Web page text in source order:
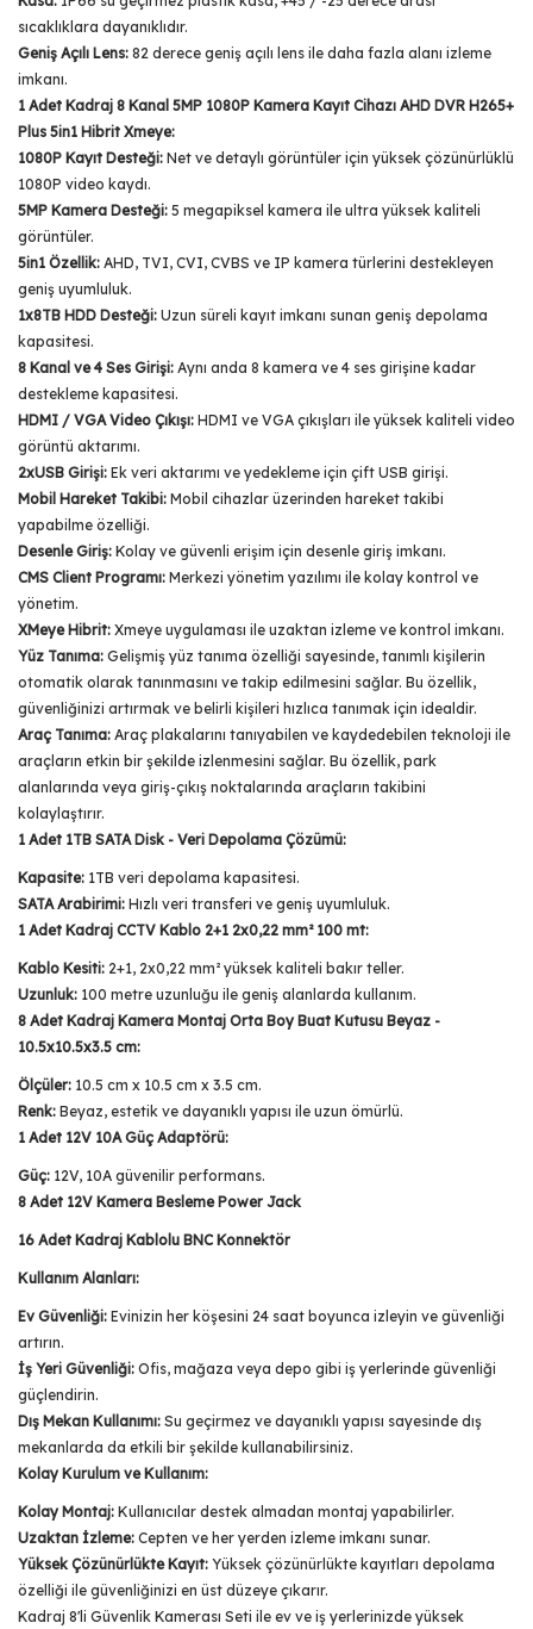
sıcaklıklara dayanıklıdır.
Geniş Açılı Lens: 82 derece geniş açılı lens ile daha fazla alanı izleme
imkanı.
1 Adet Kadraj 8 Kanal 5MP 1080P Kamera Kayıt Cihazı AHD DVR H265+
Plus 5in1 Hibrit Xmeye:
1080P Kayıt Desteği: Net ve detaylı görüntüler için yüksek çözünürlüklü
1080P video kaydı.
5MP Kamera Desteği: 5 megapiksel kamera ile ultra yüksek kaliteli
görüntüler.
5in1 Özellik: AHD, TVI, CVI, CVBS ve IP kamera türlerini destekleyen
geniş uyumluluk.
1x8TB HDD Desteği: Uzun süreli kayıt imkanı sunan geniş depolama
kapasitesi.
8 Kanal ve 4 Ses Girişi: Aynı anda 8 kamera ve 4 ses girişine kadar
destekleme kapasitesi.
HDMI / VGA Video Çıkışı: HDMI ve VGA çıkışları ile yüksek kaliteli video
görüntü aktarımı.
2xUSB Girişi: Ek veri aktarımı ve yedekleme için çift USB girişi.
Mobil Hareket Takibi: Mobil cihazlar üzerinden hareket takibi
yapabilme özelliği.
Desenle Giriş: Kolay ve güvenli erişim için desenle giriş imkanı.
CMS Client Programı: Merkezi yönetim yazılımı ile kolay kontrol ve
yönetim.
XMeye Hibrit: Xmeye uygulaması ile uzaktan izleme ve kontrol imkanı.
Yüz Tanıma: Gelişmiş yüz tanıma özelliği sayesinde, tanımlı kişilerin
otomatik olarak tanınmasını ve takip edilmesini sağlar. Bu özellik,
güvenliğinizi artırmak ve belirli kişileri hızlıca tanımak için idealdir.
Araç Tanıma: Araç plakalarını tanıyabilen ve kaydedebilen teknoloji ile
araçların etkin bir şekilde izlenmesini sağlar. Bu özellik, park
alanlarında veya giriş-çıkış noktalarında araçların takibini
kolaylaştırır.
1 Adet 1TB SATA Disk - Veri Depolama Çözümü:
Kapasite: 1TB veri depolama kapasitesi.
SATA Arabirimi: Hızlı veri transferi ve geniş uyumluluk.
1 Adet Kadraj CCTV Kablo 2+1 2x0,22 mm² 100 mt:
Kablo Kesiti: 2+1, 2x0,22 mm² yüksek kaliteli bakır teller.
Uzunluk: 100 metre uzunluğu ile geniş alanlarda kullanım.
8 Adet Kadraj Kamera Montaj Orta Boy Buat Kutusu Beyaz -
10.5x10.5x3.5 cm:
Ölçüler: 10.5 cm x 10.5 cm x 3.5 cm.
Renk: Beyaz, estetik ve dayanıklı yapısı ile uzun ömürlü.
1 Adet 12V 10A Güç Adaptörü:
Güç: 12V, 10A güvenilir performans.
8 Adet 12V Kamera Besleme Power Jack
16 Adet Kadraj Kablolu BNC Konnektör
Kullanım Alanları:
Ev Güvenliği: Evinizin her köşesini 24 saat boyunca izleyin ve güvenliği
artırın.
İş Yeri Güvenliği: Ofis, mağaza veya depo gibi iş yerlerinde güvenliği
güçlendirin.
Dış Mekan Kullanımı: Su geçirmez ve dayanıklı yapısı sayesinde dış
mekanlarda da etkili bir şekilde kullanabilirsiniz.
Kolay Kurulum ve Kullanım:
Kolay Montaj: Kullanıcılar destek almadan montaj yapabilirler.
Uzaktan İzleme: Cepten ve her yerden izleme imkanı sunar.
Yüksek Çözünürlükte Kayıt: Yüksek çözünürlükte kayıtları depolama
özelliği ile güvenliğinizi en üst düzeye çıkarır.
Kadraj 8'li Güvenlik Kamerası Seti ile ev ve iş yerlerinizde yüksek